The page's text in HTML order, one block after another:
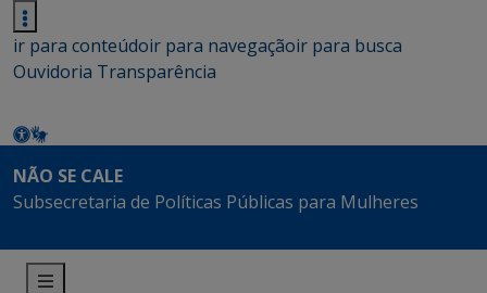
ir para conteúdoir para navegaçãoir para busca
Ouvidoria Transparência
NÃO SE CALE
Subsecretaria de Políticas Públicas para Mulheres